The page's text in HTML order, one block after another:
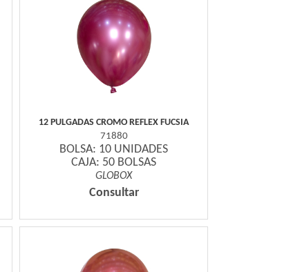
12 PULGADAS CROMO REFLEX FUCSIA
71880
BOLSA: 10 UNIDADES
CAJA: 50 BOLSAS
GLOBOX
Consultar